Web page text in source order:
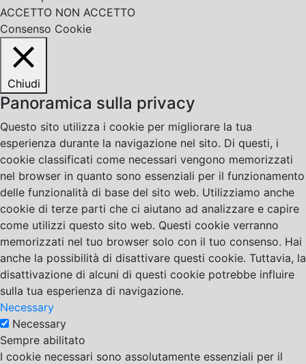
ACCETTO NON ACCETTO
Consenso Cookie
Chiudi
Panoramica sulla privacy
Questo sito utilizza i cookie per migliorare la tua
esperienza durante la navigazione nel sito. Di questi, i
cookie classificati come necessari vengono memorizzati
nel browser in quanto sono essenziali per il funzionamento
delle funzionalità di base del sito web. Utilizziamo anche
cookie di terze parti che ci aiutano ad analizzare e capire
come utilizzi questo sito web. Questi cookie verranno
memorizzati nel tuo browser solo con il tuo consenso. Hai
anche la possibilità di disattivare questi cookie. Tuttavia, la
disattivazione di alcuni di questi cookie potrebbe influire
sulla tua esperienza di navigazione.
Necessary
Necessary
Sempre abilitato
I cookie necessari sono assolutamente essenziali per il